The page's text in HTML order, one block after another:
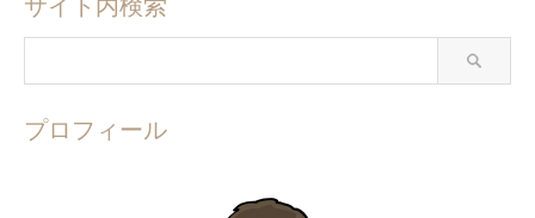
サイト内検索
プロフィール